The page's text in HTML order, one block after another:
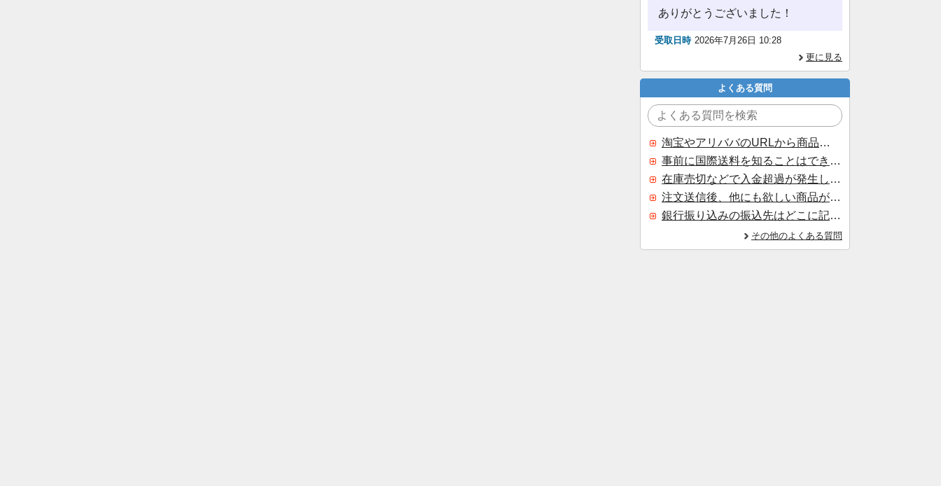
ありがとうございました！
受取日時 2026年7月26日 10:28
更に見る
よくある質問
淘宝やアリババのURLから商品を探すことはできますか？
事前に国際送料を知ることはできますか？
在庫売切などで入金超過が発生した場合はいつ返金されますか？
注文送信後、他にも欲しい商品が見つかった場合、追加注文できますか？
銀行振り込みの振込先はどこに記載されていますか？
その他のよくある質問